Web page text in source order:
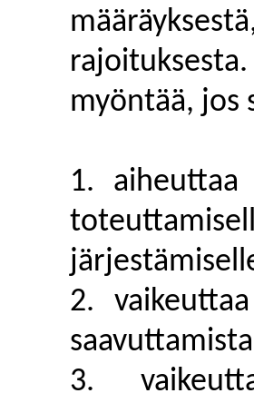
myöntää, jos
1. aiheuttaa
2.
3.